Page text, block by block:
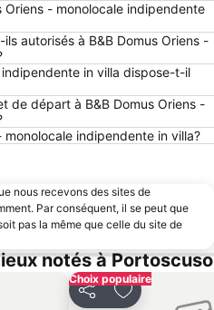
Miniera di Ingurtosu
Portu Maga
- monolocale indipendente
autorisés à B&B Domus Oriens -
in villa dispose-t-il
de départ à B&B Domus Oriens -
indipendente in villa?
nous recevons des sites de
Par conséquent, il se peut que
pas la même que celle du site de
notés à Portoscuso
Choix populaire
PartagerAjouter à